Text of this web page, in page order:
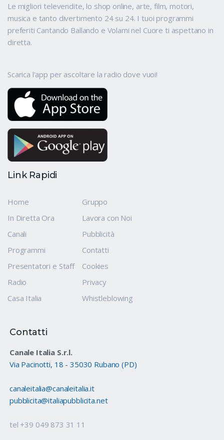
Le migliori televendite, lo shop online, arte, film, motori,
musica e tanto divertimento 24 su 24. I tuoi programmi
preferiti Cantando Ballando e Volami nel Cuore ti aspettano in
diretta.
Scarica l'app per ascoltare la radio dove vuoi!
Link Rapidi
Home
In Diretta Ora
Canali
Programmi
Presentatori e Staff
Radio
Casa Italia
Gruppo
Lavora con Noi
Pubblicità
Contatti
Cookies
Privacy
Whistleblowing
Contatti
Canale Italia S.r.l.
Via Pacinotti, 18 - 35030 Rubano (PD)
canaleitalia@canaleitalia.it
pubblicita@italiapubblicita.net
tel +39 049 873 31 11